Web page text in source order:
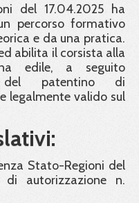
del 17.04.2025 ha
percorso formativo
e da una pratica.
abilita il corsista alla
edile, a seguito
del patentino di
legalmente valido sul
Stato-Regioni del
di autorizzazione n.